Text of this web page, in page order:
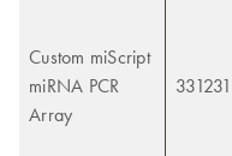
Custom miScript
miRNA PCR
Array
331231